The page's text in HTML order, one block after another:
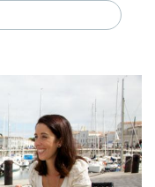
séjour
ou «rando» sur le